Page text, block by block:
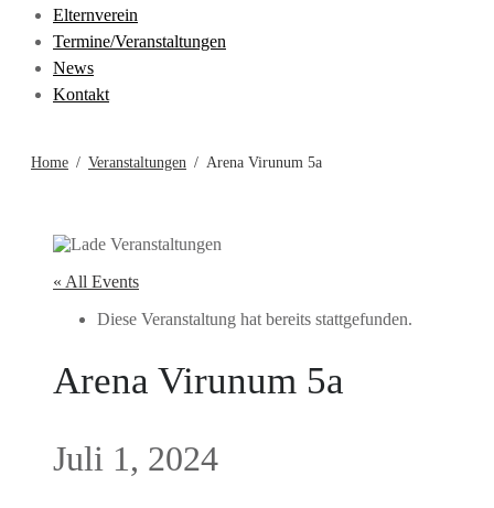
Elternverein
Termine/Veranstaltungen
News
Kontakt
Home Veranstaltungen Arena Virunum 5a
« All Events
Diese Veranstaltung hat bereits stattgefunden.
Arena Virunum 5a
Juli 1, 2024